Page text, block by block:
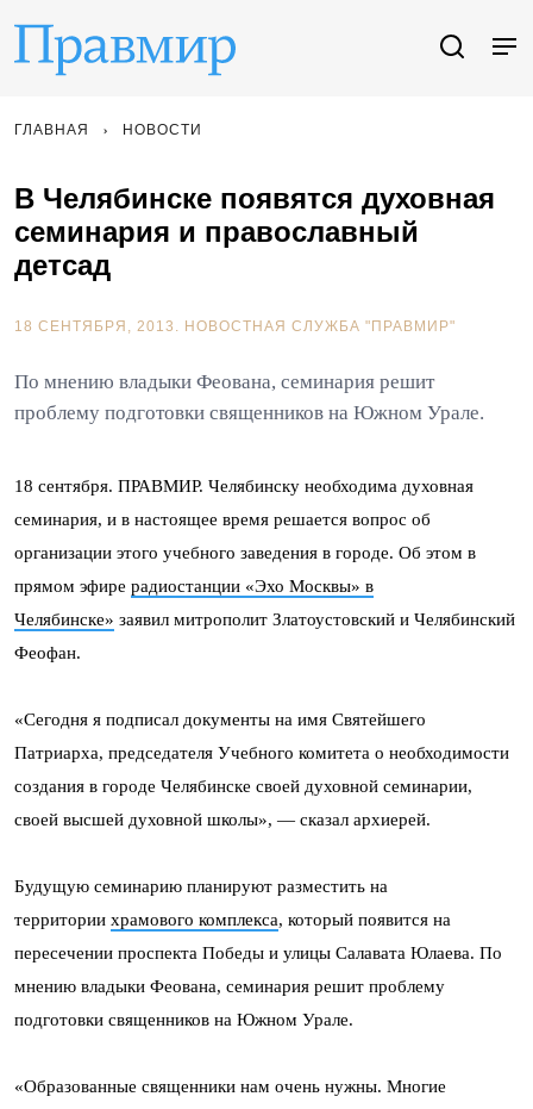
ГЛАВНАЯ НОВОСТИ
В Челябинске появятся духовная
семинария и православный
детсад
18 СЕНТЯБРЯ, 2013. НОВОСТНАЯ СЛУЖБА "ПРАВМИР"
По мнению владыки Феована, семинария решит
проблему подготовки священников на Южном Урале.
18 сентября. ПРАВМИР. Челябинску необходима духовная
семинария, и в настоящее время решается вопрос об
организации этого учебного заведения в городе. Об этом в
прямом эфире радиостанции «Эхо Москвы» в
Челябинске» заявил митрополит Златоустовский и Челябинский
Феофан.
«Сегодня я подписал документы на имя Святейшего
Патриарха, председателя Учебного комитета о необходимости
создания в городе Челябинске своей духовной семинарии,
своей высшей духовной школы», — сказал архиерей.
Будущую семинарию планируют разместить на
территории храмового комплекса, который появится на
пересечении проспекта Победы и улицы Салавата Юлаева. По
мнению владыки Феована, семинария решит проблему
подготовки священников на Южном Урале.
«Образованные священники нам очень нужны. Многие